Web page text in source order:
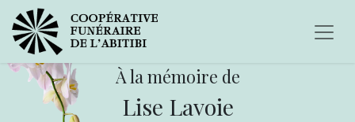
À la mémoire de
Lise Lavoie